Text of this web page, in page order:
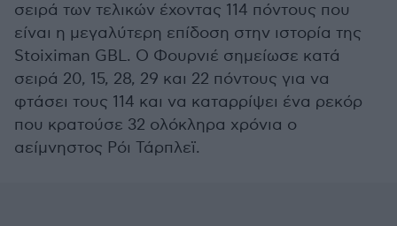
σειρά των τελικών έχοντας 114 πόντους που
είναι η μεγαλύτερη επίδοση στην ιστορία της
Stoiximan GBL. Ο Φουρνιέ σημείωσε κατά
σειρά 20, 15, 28, 29 και 22 πόντους για να
φτάσει τους 114 και να καταρρίψει ένα ρεκόρ
που κρατούσε 32 ολόκληρα χρόνια ο
αείμνηστος Ρόι Τάρπλεϊ.